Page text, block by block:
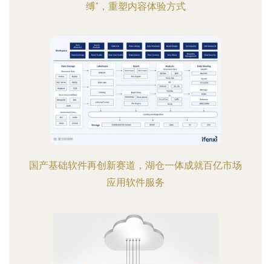
缚”，重塑内容体验方式
国产基础软件再创新赛道，湖仓一体成就百亿市场
应用软件服务